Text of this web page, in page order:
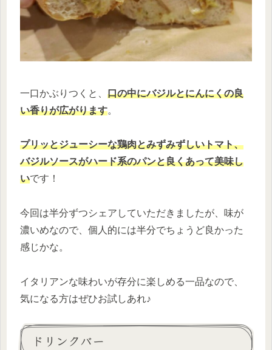
一口かぶりつくと、 口の中にバジルとにんにくの良
い香りが広がります。
プリッとジューシーな鶏肉とみずみずしいトマト、
バジルソースがハード系のパンと良くあって美味し
いです！
今回は半分ずつシェアしていただきましたが、味が
濃いめなので、個人的には半分でちょうど良かった
感じかな。
イタリアンな味わいが存分に楽しめる一品なので、
気になる方はぜひお試しあれ♪
ドリンクバー